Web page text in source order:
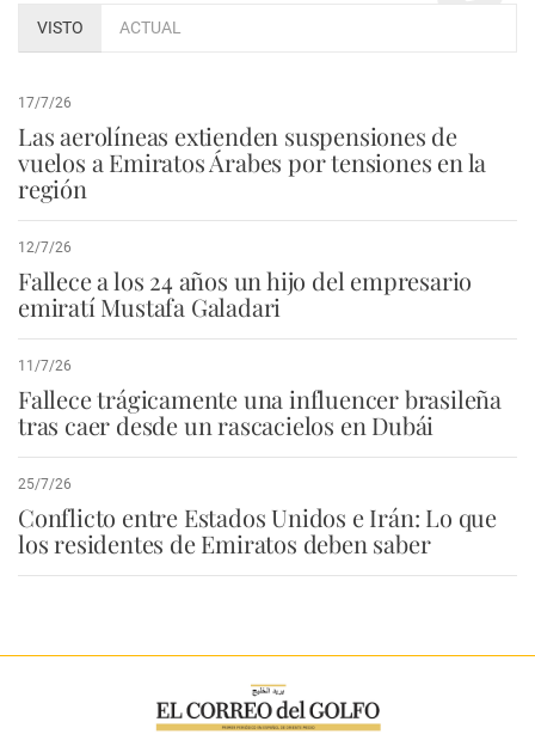
VISTO ACTUAL
17/7/26
Las aerolíneas extienden suspensiones de
vuelos a Emiratos Árabes por tensiones en la
región
12/7/26
Fallece a los 24 años un hijo del empresario
emiratí Mustafa Galadari
11/7/26
Fallece trágicamente una influencer brasileña
tras caer desde un rascacielos en Dubái
25/7/26
Conflicto entre Estados Unidos e Irán: Lo que
los residentes de Emiratos deben saber